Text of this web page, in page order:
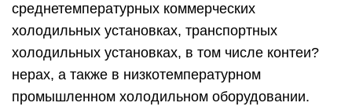
среднетемпературных коммерческих
холодильных установках, транспортных
холодильных установках, в том числе контеи?
нерах, а также в низкотемпературном
промышленном холодильном оборудовании.